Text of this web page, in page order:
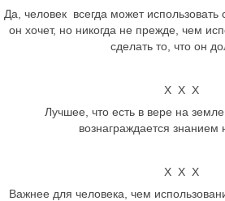
Да, человек всегда может использовать
он хочет, но никогда не прежде, чем
сделать то, что он
Х Х Х
Лучшее, что есть в вере на
вознаграждается знанием
Х Х Х
Важнее для человека, чем